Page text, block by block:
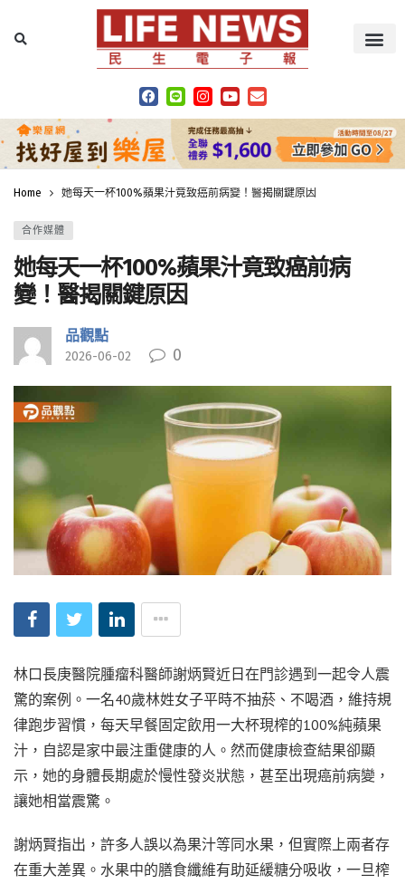
Home 她每天一杯100%蘋果汁竟致癌前病變！醫揭關鍵原因
合作媒體
她每天一杯100%蘋果汁竟致癌前病
變！醫揭關鍵原因
品觀點
2026-06-02 0
林口長庚醫院腫瘤科醫師謝炳賢近日在門診遇到一起令人震
驚的案例。一名40歲林姓女子平時不抽菸、不喝酒，維持規
律跑步習慣，每天早餐固定飲用一大杯現榨的100%純蘋果
汁，自認是家中最注重健康的人。然而健康檢查結果卻顯
示，她的身體長期處於慢性發炎狀態，甚至出現癌前病變，
讓她相當震驚。
謝炳賢指出，許多人誤以為果汁等同水果，但實際上兩者存
在重大差異。水果中的膳食纖維有助延緩糖分吸收，一旦榨